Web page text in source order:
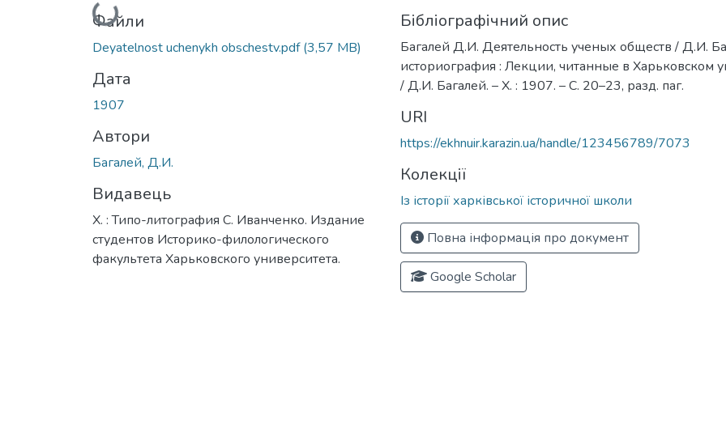
Вантажиться...
Файли
Deyatelnost uchenykh obschestv.pdf(3,57 MB)
Дата
1907
Автори
Багалей, Д.И.
Видавець
Х. : Типо-литография С. Иванченко. Издание
студентов Историко-филологического
факультета Харьковского университета.
Бібліографічний опис
Багалей Д.И. Деятельность ученых обществ / Д.И.
историография : Лекции, читанные в Харьковском
/ Д.И. Багалей. – Х. : 1907. – С. 20–23, разд. паг.
URI
https://ekhnuir.karazin.ua/handle/123456789/7073
Колекції
Із історії харківської історичної школи
Повна інформація про документ
Google Scholar